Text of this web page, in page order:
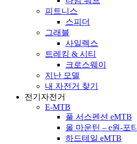
피트니스
스피더
그래블
사일렉스
트레킹 & 시티
크로스웨이
지난 모델
내 자전거 찾기
전기자전거
E-MTB
풀 서스펜션 eMTB
올 마운틴 – e원-포티
하드테일 eMTB